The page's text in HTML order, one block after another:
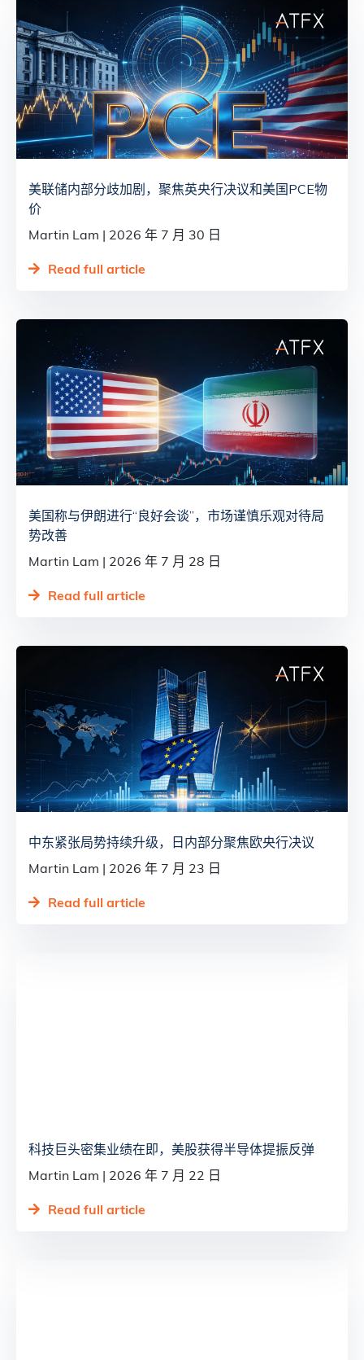
美联储内部分歧加剧，聚焦英央行决议和美国PCE物
价
Martin Lam
2026 年 7 月 30 日
Read full article
美国称与伊朗进行“良好会谈”，市场谨慎乐观对待局
势改善
Martin Lam
2026 年 7 月 28 日
Read full article
中东紧张局势持续升级，日内部分聚焦欧央行决议
Martin Lam
2026 年 7 月 23 日
Read full article
科技巨头密集业绩在即，美股获得半导体提振反弹
Martin Lam
2026 年 7 月 22 日
Read full article